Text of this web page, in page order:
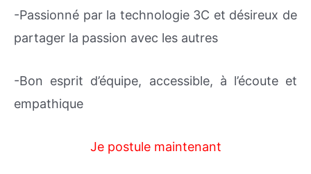
-Passionné par la technologie 3C et désireux de
partager la passion avec les autres
-Bon esprit d’équipe, accessible, à l’écoute et
empathique
Je postule maintenant